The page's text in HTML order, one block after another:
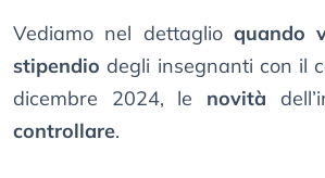
Vediamo nel dettaglio quando
stipendio degli insegnanti con il
dicembre 2024, le novità
controllare.